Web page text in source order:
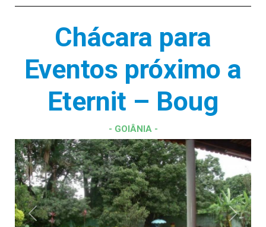
Chácara para
Eventos próximo a
Eternit – Boug
- GOIÂNIA -
Previous Next